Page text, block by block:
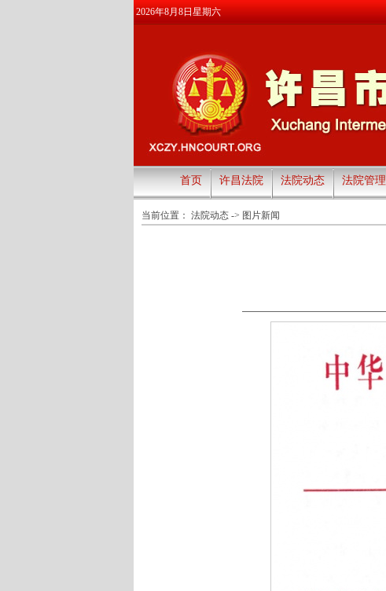
2026年8月8日星期六
首页 许昌法院 法院动态 法院管理
当前位置： 法院动态 -> 图片新闻